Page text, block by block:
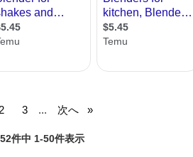
2 3 ... 次へ
件中 1-50件表示